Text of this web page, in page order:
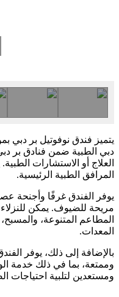
يتميز فندق نوفوتيل بر دبي
دبي الطبية ضمن فنادق بر
العلاج أو الاستشارات
المرافق الطبية الرئيسية.
يوفر الفندق غرفًا وأجنحة
مريحة للضيوف. يمكن
المطاعم المتنوعة،
المعدات.
بالإضافة إلى ذلك، يوفر
وممتعة، بما في ذلك خدمة
ومستعدين لتلبية احتياجات